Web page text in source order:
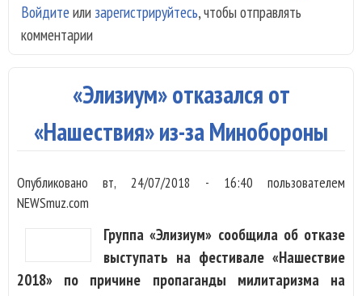
Войдите или зарегистрируйтесь, чтобы отправлять
комментарии
«Элизиум» отказался от
«Нашествия» из-за Минобороны
Опубликовановт, 24/07/2018 - 16:40 пользователем
NEWSmuz.com
Группа «Элизиум» сообщила об отказе
выступать на фестивале «Нашествие
2018» по причине пропаганды милитаризма на